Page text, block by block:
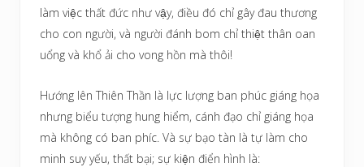
làm việc thất đức như vậy, điều đó chỉ gây đau thương
cho con người, và người đánh bom chỉ thiệt thân oan
uổng và khổ ải cho vong hồn mà thôi!
Hướng lên Thiên Thần là lực lượng ban phúc giáng họa
nhưng biểu tượng hung hiểm, cánh đạo chỉ giáng họa
mà không có ban phíc. Và sự bạo tàn là tự làm cho
minh suy yếu, thất bại; sự kiện điển hình là: